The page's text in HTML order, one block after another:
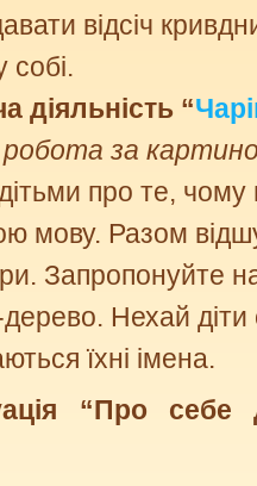
відсіч
собі.
діяльність “
за
про те,
мову. Разом
Запропонуйте
дерево. Нехай
їхні імена.
“Про